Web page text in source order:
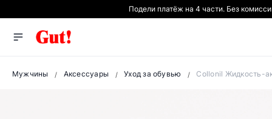
Подели платёж на 4 части. Без
Мужчины Аксессуары Уход за обувью Collonil Жидкость-